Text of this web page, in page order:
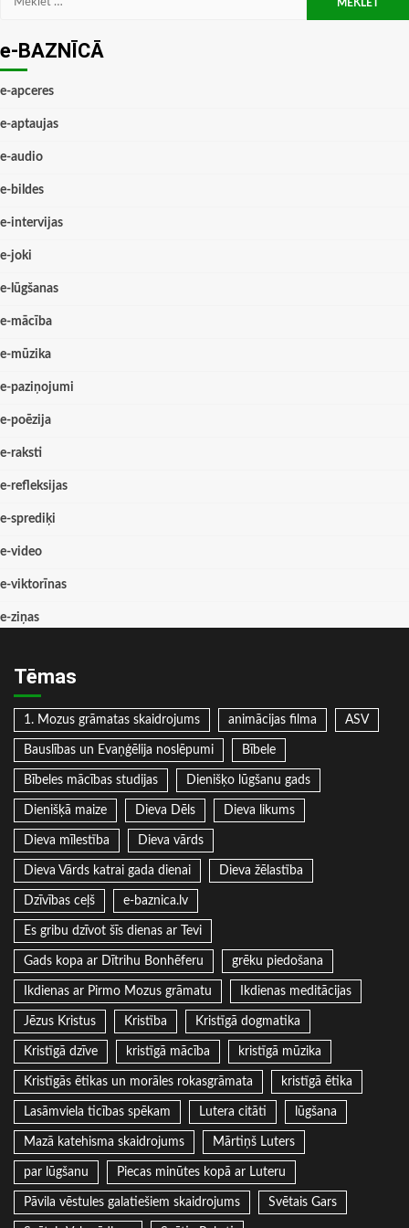
e-BAZNĪCĀ
e-apceres
e-aptaujas
e-audio
e-bildes
e-intervijas
e-joki
e-lūgšanas
e-mācība
e-mūzika
e-paziņojumi
e-poēzija
e-raksti
e-refleksijas
e-sprediķi
e-video
e-viktorīnas
e-ziņas
Tēmas
1. Mozus grāmatas skaidrojums animācijas filma ASV
Bauslības un Evaņģēlija noslēpumi Bībele
Bībeles mācības studijas Dienišķo lūgšanu gads
Dienišķā maize Dieva Dēls Dieva likums
Dieva mīlestība Dieva vārds
Dieva Vārds katrai gada dienai Dieva žēlastība
Dzīvības ceļš e-baznica.lv
Es gribu dzīvot šīs dienas ar Tevi
Gads kopa ar Dītrihu Bonhēferu grēku piedošana
Ikdienas ar Pirmo Mozus grāmatu Ikdienas meditācijas
Jēzus Kristus Kristība Kristīgā dogmatika
Kristīgā dzīve kristīgā mācība kristīgā mūzika
Kristīgās ētikas un morāles rokasgrāmata kristīgā ētika
Lasāmviela ticības spēkam Lutera citāti lūgšana
Mazā katehisma skaidrojums Mārtiņš Luters
par lūgšanu Piecas minūtes kopā ar Luteru
Pāvila vēstules galatiešiem skaidrojums Svētais Gars